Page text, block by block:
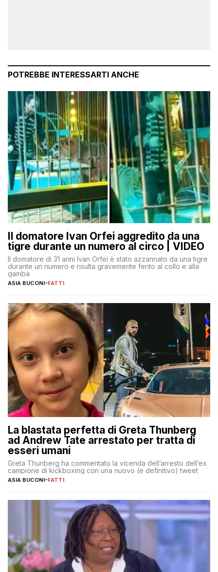
POTREBBE INTERESSARTI ANCHE
Il domatore Ivan Orfei aggredito da una
tigre durante un numero al circo | VIDEO
Il domatore di 31 anni Ivan Orfei è stato azzannato da una tigre
durante un numero e risulta gravemente ferito al collo e alla
gamba
ASIA BUCONI-FATTI
La blastata perfetta di Greta Thunberg
ad Andrew Tate arrestato per tratta di
esseri umani
Greta Thunberg ha commentato la vicenda dell’arresto dell’ex
campione di kickboxing con una nuovo (e definitivo) tweet
ASIA BUCONI-FATTI